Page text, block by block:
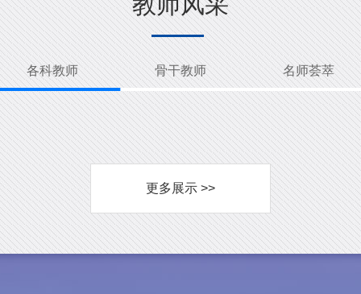
各科教师 骨干教师 名师荟萃
更多展示 >>